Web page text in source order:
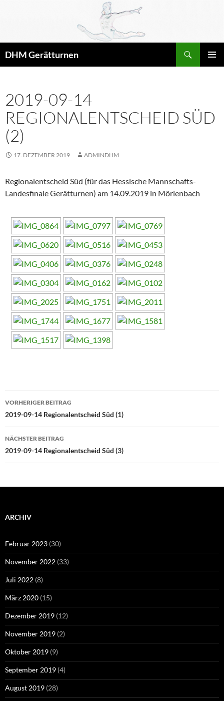
DHM Gerätturnen
2019-09-14
REGIONALENTSCHEID SÜD
(2)
17. DEZEMBER 2019 ADMINDHM
Regionalentscheid Süd (für das Hessische Mannschafts-
Landesfinale Gerätturnen) am 14.09.2019 in Mörlenbach
Beitragsnavigation
VORHERIGER BEITRAG
2019-09-14 Regionalentscheid Süd (1)
NÄCHSTER BEITRAG
2019-09-14 Regionalentscheid Süd (3)
ARCHIV
Februar 2023 (30)
November 2022 (33)
Juli 2022 (8)
März 2020 (15)
Dezember 2019 (12)
November 2019 (2)
Oktober 2019 (9)
September 2019 (4)
August 2019 (28)